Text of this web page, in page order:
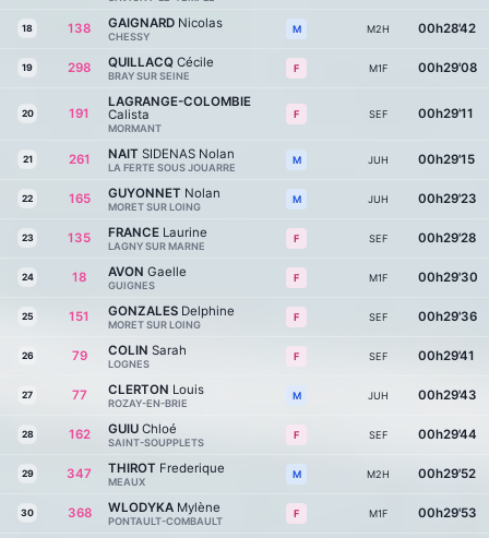
18 138 GAIGNARD Nicolas
CHESSY
M M2H 00h28'42
19 298 QUILLACQ Cécile
BRAY SUR SEINE
F M1F 00h29'08
20 191
LAGRANGE-COLOMBIE
Calista
MORMANT
F SEF 00h29'11
21 261 NAIT SIDENAS Nolan
LA FERTE SOUS JOUARRE
M JUH 00h29'15
22 165 GUYONNET Nolan
MORET SUR LOING
M JUH 00h29'23
23 135 FRANCE Laurine
LAGNY SUR MARNE
F SEF 00h29'28
24 18 AVON Gaelle
GUIGNES
F M1F 00h29'30
25 151 GONZALES Delphine
MORET SUR LOING
F SEF 00h29'36
26 79 COLIN Sarah
LOGNES
F SEF 00h29'41
27 77 CLERTON Louis
ROZAY-EN-BRIE
M JUH 00h29'43
28 162 GUIU Chloé
SAINT-SOUPPLETS
F SEF 00h29'44
29 347 THIROT Frederique
MEAUX
M M2H 00h29'52
30 368 WLODYKA Mylène
PONTAULT-COMBAULT
F M1F 00h29'53